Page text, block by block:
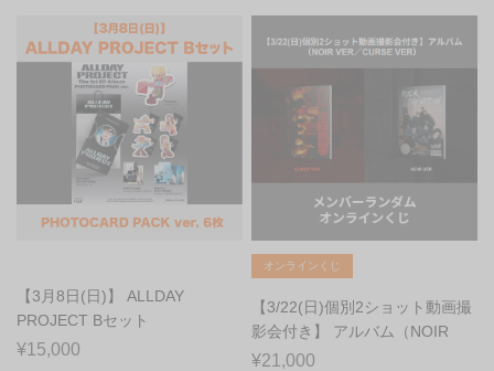
【3月8日(日)】 ALLDAY
PROJECT Bセット
PHOTOCARD ...
¥15,000
オンラインくじ
【3/22(日)個別2ショット動画撮
影会付き】 アルバム（NOIR
VER／CU...
¥21,000